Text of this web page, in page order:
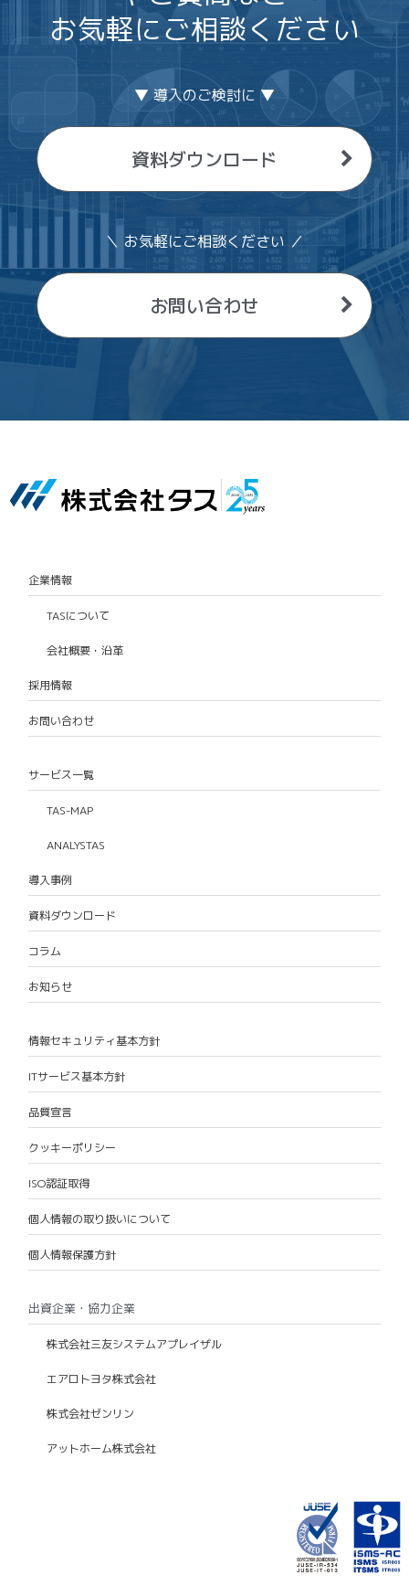
お気軽にご相談ください
▼ 導入のご検討に ▼
資料ダウンロード
＼ お気軽にご相談ください ／
お問い合わせ
企業情報
TASについて
会社概要・沿革
採用情報
お問い合わせ
サービス一覧
TAS-MAP
ANALYSTAS
導入事例
資料ダウンロード
コラム
お知らせ
情報セキュリティ基本方針
ITサービス基本方針
品質宣言
クッキーポリシー
ISO認証取得
個人情報の取り扱いについて
個人情報保護方針
出資企業・協力企業
株式会社三友システムアプレイザル
エアロトヨタ株式会社
株式会社ゼンリン
アットホーム株式会社